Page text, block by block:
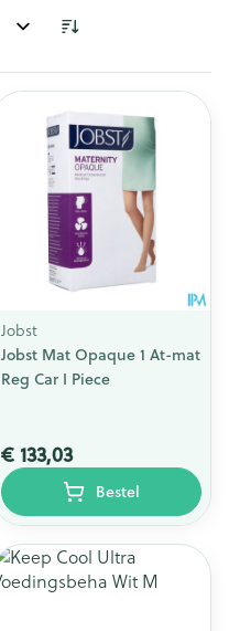
Jobst
Jobst Mat Opaque 1 At-mat
Reg Car I Piece
€ 133,03
Bestel